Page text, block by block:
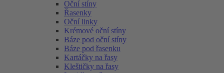
Oční stíny
Řasenky
Oční linky
Krémové oční stíny
Báze pod oční stíny
Báze pod řasenku
Kartáčky na řasy
Kleštičky na řasy